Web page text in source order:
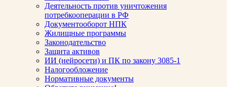
Деятельность против уничтожения
потребкооперации в РФ
Документооборот НПК
Жилищные программы
Законодательство
Защита активов
ИИ (нейросети) и ПК по закону 3085-1
Налогообложение
Нормативные документы